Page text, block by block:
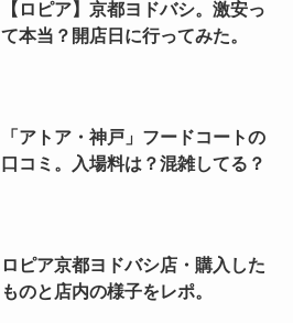
【ロピア】京都ヨドバシ。激安っ
て本当？開店日に行ってみた。
「アトア・神戸」フードコートの
口コミ。入場料は？混雑してる？
ロピア京都ヨドバシ店・購入した
ものと店内の様子をレポ。